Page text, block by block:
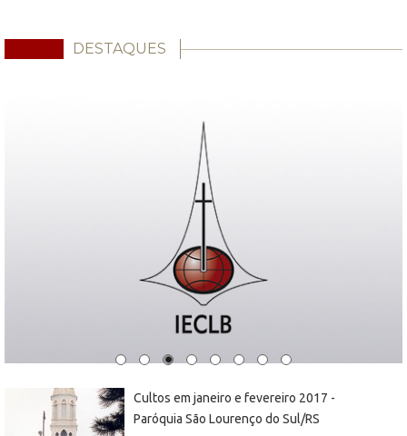
DESTAQUES
Cultos em janeiro e fevereiro 2017 -
Paróquia São Lourenço do Sul/RS